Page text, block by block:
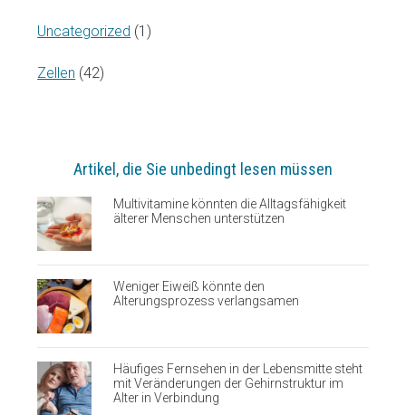
Uncategorized (1)
Zellen (42)
Artikel, die Sie unbedingt lesen müssen
Multivitamine könnten die Alltagsfähigkeit
älterer Menschen unterstützen
Weniger Eiweiß könnte den
Alterungsprozess verlangsamen
Häufiges Fernsehen in der Lebensmitte steht
mit Veränderungen der Gehirnstruktur im
Alter in Verbindung